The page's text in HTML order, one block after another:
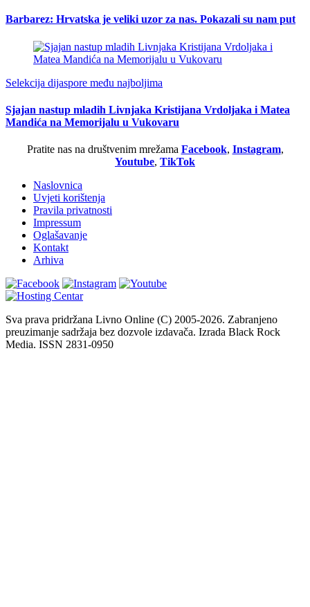
Barbarez: Hrvatska je veliki uzor za nas. Pokazali su nam put
Selekcija dijaspore među najboljima
Sjajan nastup mladih Livnjaka Kristijana Vrdoljaka i Matea
Mandića na Memorijalu u Vukovaru
Pratite nas na društvenim mrežama Facebook, Instagram,
Youtube, TikTok
Naslovnica
Uvjeti korištenja
Pravila privatnosti
Impressum
Oglašavanje
Kontakt
Arhiva
Sva prava pridržana Livno Online (C) 2005-2026. Zabranjeno
preuzimanje sadržaja bez dozvole izdavača. Izrada Black Rock
Media. ISSN 2831-0950